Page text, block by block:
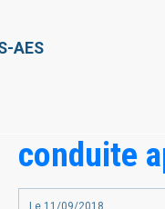
AES
conduite
Le 11/09/2018